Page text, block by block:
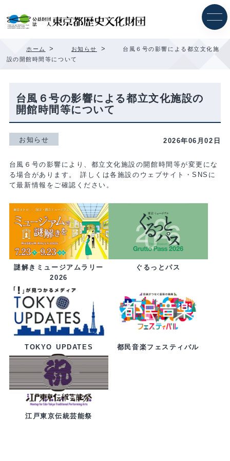
ッ
ホーム > お知らせ >
台風６号の影響による都立文化施
設の開館時間等について
台風６号の影響による都立文化施設の
開館時間等について
お知らせ 2026年06月02日
台風６号の影響により、都立文化施設の開館時間等が変更にな
る場合があります。 詳しくは各施設のウェブサイト・SNSに
て最新情報をご確認ください。
謎解きミュージアムラリー
2026
ぐるっとパス
TOKYO UPDATES 都民音楽フェスティバル
江戸東京伝統芸能祭